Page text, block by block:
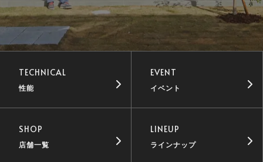
TECHNICAL
性能
EVENT
イベント
SHOP
店舗一覧
LINEUP
ラインナップ